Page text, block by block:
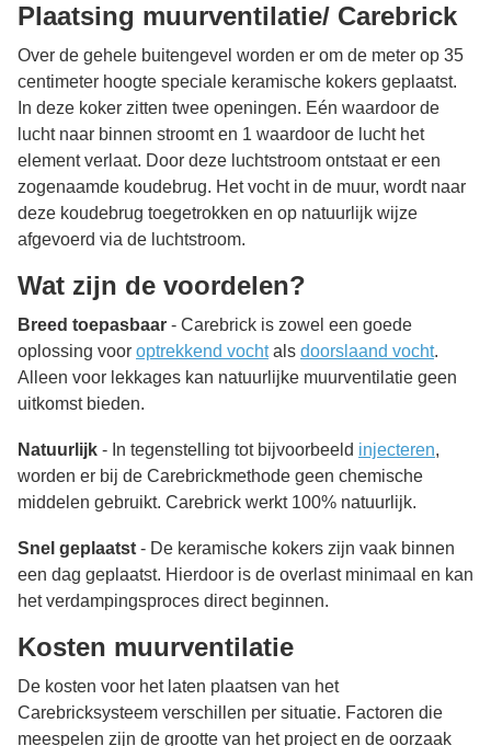
Plaatsing muurventilatie/ Carebrick
Over de gehele buitengevel worden er om de meter op 35
centimeter hoogte speciale keramische kokers geplaatst.
In deze koker zitten twee openingen. Eén waardoor de
lucht naar binnen stroomt en 1 waardoor de lucht het
element verlaat. Door deze luchtstroom ontstaat er een
zogenaamde koudebrug. Het vocht in de muur, wordt naar
deze koudebrug toegetrokken en op natuurlijk wijze
afgevoerd via de luchtstroom.
Wat zijn de voordelen?
Breed toepasbaar - Carebrick is zowel een goede
oplossing voor optrekkend vochtals doorslaand vocht.
Alleen voor lekkages kan natuurlijke muurventilatie geen
uitkomst bieden.
Natuurlijk - In tegenstelling tot bijvoorbeeld injecteren,
worden er bij de Carebrickmethode geen chemische
middelen gebruikt. Carebrick werkt 100% natuurlijk.
Snel geplaatst - De keramische kokers zijn vaak binnen
een dag geplaatst. Hierdoor is de overlast minimaal en kan
het verdampingsproces direct beginnen.
Kosten muurventilatie
De kosten voor het laten plaatsen van het
Carebricksysteem verschillen per situatie. Factoren die
meespelen zijn de grootte van het project en de oorzaak